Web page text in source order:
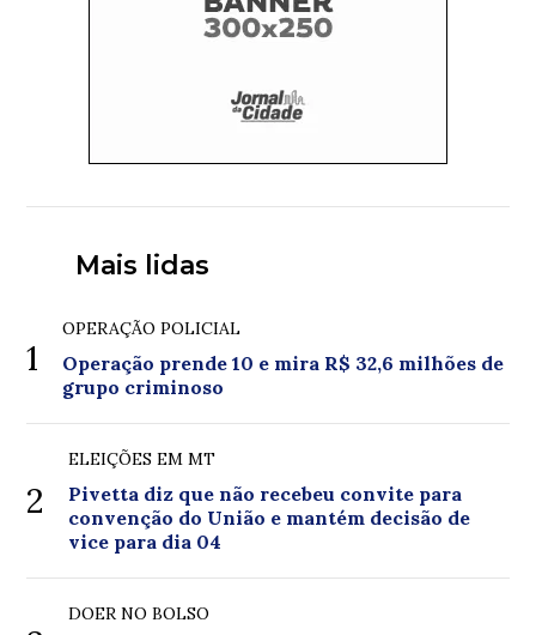
Mais lidas
1
OPERAÇÃO POLICIAL
Operação prende 10 e mira R$ 32,6 milhões de
grupo criminoso
2
ELEIÇÕES EM MT
Pivetta diz que não recebeu convite para
convenção do União e mantém decisão de
vice para dia 04
DOER NO BOLSO